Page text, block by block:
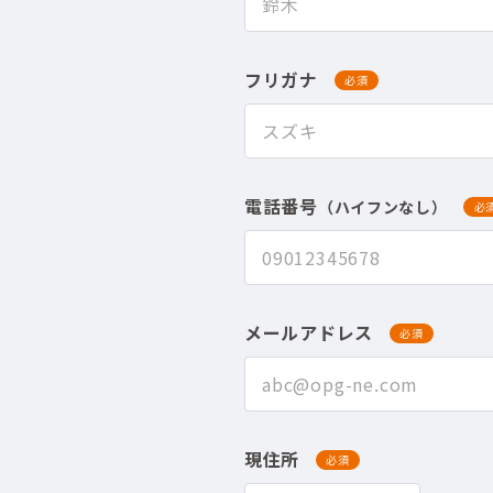
フリガナ 必須
電話番号 （ハイフンなし） 必
メールアドレス 必須
現住所 必須